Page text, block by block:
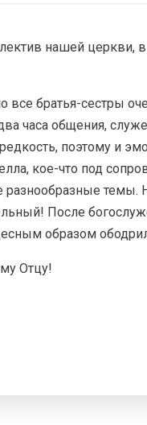
нашей церкви,
братья-сестры
часа общения,
поэтому и
кое-что под
После
образом
Отцу!